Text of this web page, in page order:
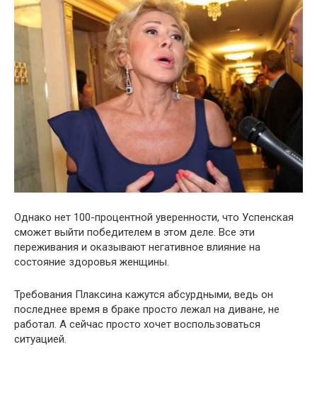
Однако нет 100-процентной уверенности, что Успенская
сможет выйти победителем в этом деле. Все эти
переживания и оказывают негативное влияние на
состояние здоровья женщины.
Требования Плаксина кажутся абсурдными, ведь он
последнее время в браке просто лежал на диване, не
работал. А сейчас просто хочет воспользоваться
ситуацией.